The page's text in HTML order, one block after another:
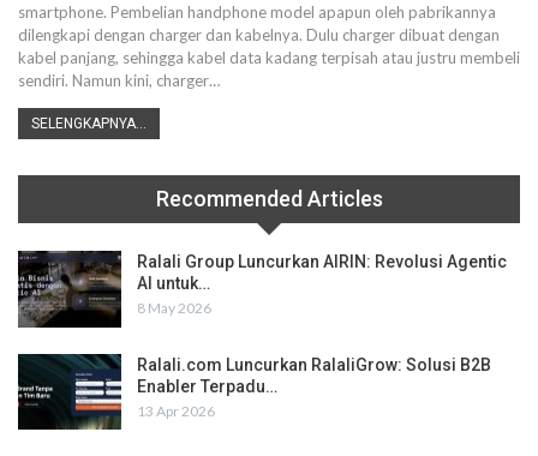
smartphone. Pembelian handphone model apapun oleh pabrikannya
dilengkapi dengan charger dan kabelnya. Dulu charger dibuat dengan
kabel panjang, sehingga kabel data kadang terpisah atau justru membeli
sendiri. Namun kini, charger…
SELENGKAPNYA...
Recommended Articles
Ralali Group Luncurkan AIRIN: Revolusi Agentic
AI untuk…
8 May 2026
Ralali.com Luncurkan RalaliGrow: Solusi B2B
Enabler Terpadu…
13 Apr 2026